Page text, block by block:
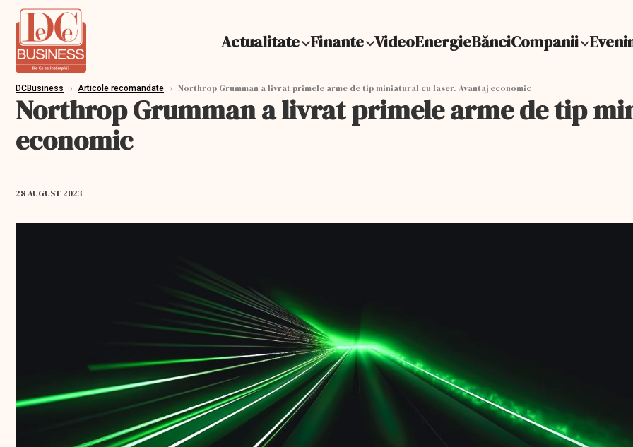
Actualitate Finante VideoEnergieBănciCompanii
DCBusiness › Articole recomandate › Northrop Grumman a livrat primele arme de tip miniatural cu laser. Avantaj economic
Northrop Grumman a livrat primele arme de tip
economic
28 AUGUST 2023